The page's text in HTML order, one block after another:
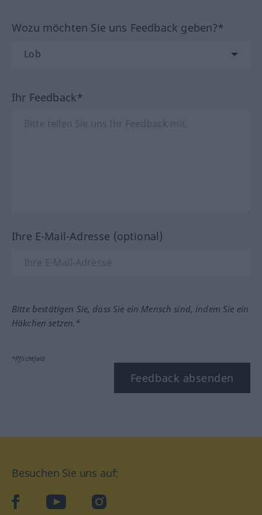
Wozu möchten Sie uns Feedback geben?*
Ihr Feedback*
Ihre E-Mail-Adresse (optional)
Bitte bestätigen Sie, dass Sie ein Mensch sind, indem Sie ein
Häkchen setzen.*
*Pflichtfeld
Feedback absenden
Besuchen Sie uns auf:
facebookYouTube Instagram